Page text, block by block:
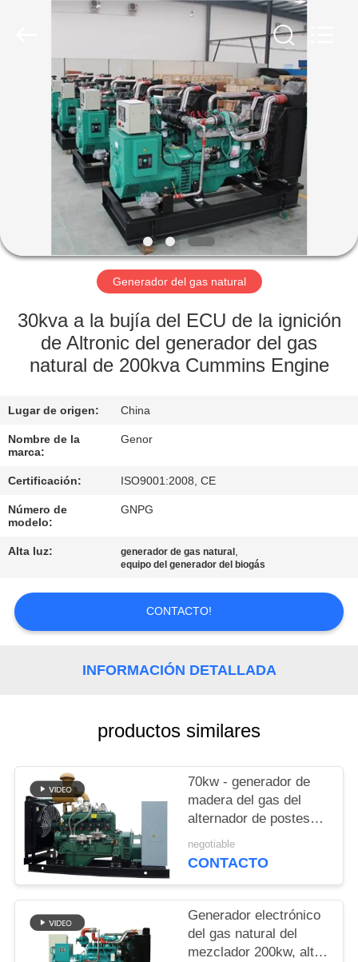
HOGAR
PRODUCTOS
SOBRE
NOSOTROS
VIAJE
LA
FÁBRICA
DE
CALIDAD
EN
CONTACTO
PIDA
SITIO
PRIVACY
POLICY
Generador del gas natural
30kva a la bujía del ECU de la ignición
de Altronic del generador del gas
natural de 200kva Cummins Engine
Lugar de origen: China
Nombre de la
marca:
Genor
Certificación: ISO9001:2008, CE
Número de
modelo:
GNPG
Alta luz: generador de gas natural ,
equipo del generador del biogás
CONTACTO!
INFORMACIÓN DETALLADA
productos similares
70kw - generador de
madera del gas del
alternador de postes
del generador 4 del gas
natural 700kw
negotiable
CONTACTO
Generador electrónico
del gas natural del
mezclador 200kw, alto